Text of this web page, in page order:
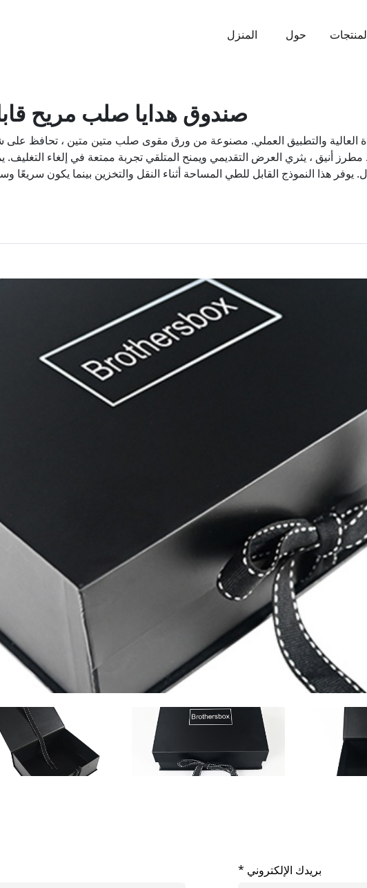
المنزل حول
صندوق هدايا صلب مريح
العالية والتطبيق العملي. مصنوعة من ورق مقوى صلب متين متين ، تحافظ على
مطرز أنيق ، يثري العرض التقديمي ويمنح المتلقي تجربة ممتعة في إلغاء
* بريدك الإلكتروني